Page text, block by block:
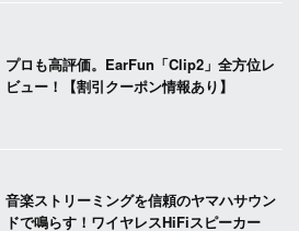
プロも高評価。EarFun「Clip2」全方位レ
ビュー！【割引クーポン情報あり】
音楽ストリーミングを信頼のヤマハサウン
ドで鳴らす！ワイヤレスHiFiスピーカー